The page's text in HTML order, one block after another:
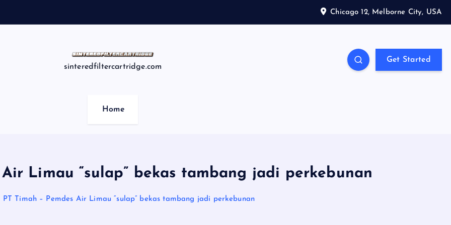
Chicago 12, Melborne City, USA
sinteredfiltercartridge.com
Get Started
Home
Limau “sulap” bekas tambang jadi perkebunan
PT Timah – Pemdes Air Limau “sulap” bekas tambang jadi perkebunan